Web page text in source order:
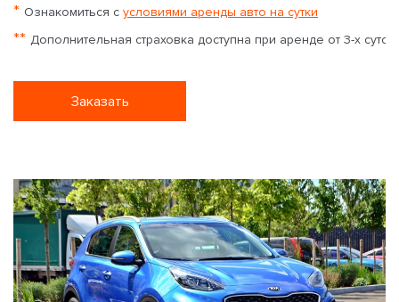
* Ознакомиться с условиями аренды авто на сутки
** Дополнительная страховка доступна при аренде от 3-х суток
Заказать